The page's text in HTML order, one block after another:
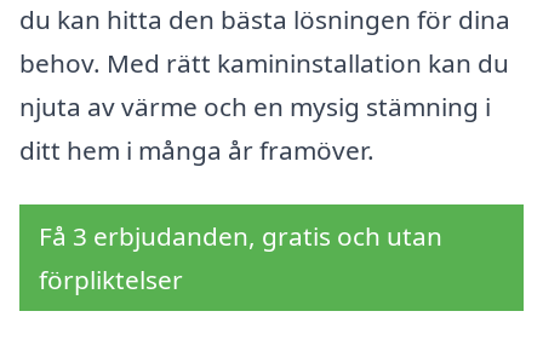
du kan hitta den bästa lösningen för dina
behov. Med rätt kamininstallation kan du
njuta av värme och en mysig stämning i
ditt hem i många år framöver.
Få 3 erbjudanden, gratis och utan
förpliktelser